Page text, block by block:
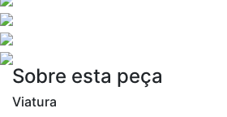
Sobre esta peça
Viatura